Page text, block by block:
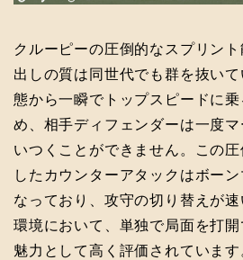
クルーピーの圧倒的なスプリン
出しの質は同世代でも群を抜い
態から一瞬でトップスピードに
め、相手ディフェンダーは一度
いつくことができません。この
したカウンターアタックはボー
なっており、攻守の切り替えが
環境において、単独で局面を打
魅力として高く評価されていま